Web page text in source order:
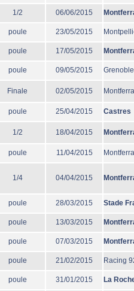
1/2 06/06/2015
poule 23/05/2015
poule 17/05/2015
poule 09/05/2015 Grenoble
Finale 02/05/2015
poule 25/04/2015 Castres
1/2 18/04/2015
poule 11/04/2015
1/4 04/04/2015
poule 28/03/2015 Stade
poule 13/03/2015
poule 07/03/2015
poule 21/02/2015 Racing
poule 31/01/2015 La